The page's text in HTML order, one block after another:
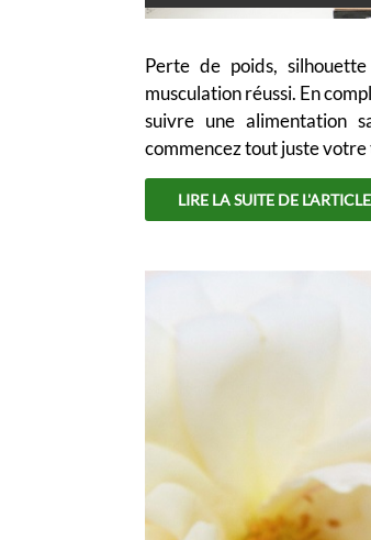
Perte de poids,
musculation réussi. En
suivre une alimentation
commencez tout juste
LIRE LA SUITE DE L'ARTICLE